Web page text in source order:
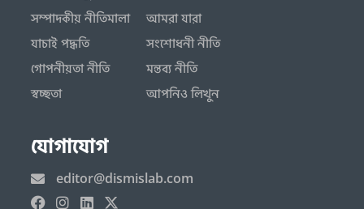
সম্পাদকীয় নীতিমালা
যাচাই পদ্ধতি
গোপনীয়তা নীতি
স্বচ্ছতা
আমরা যারা
সংশোধনী নীতি
মন্তব্য নীতি
আপনিও লিখুন
যোগাযোগ
editor@dismislab.com